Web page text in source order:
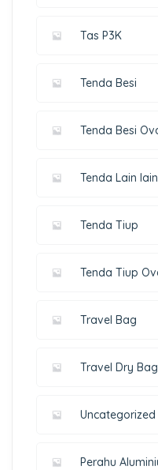
Tas P3K
Tenda Besi
Tenda Besi
Tenda Lain lain
Tenda Tiup
Tenda Tiup
Travel Bag
Travel Dry Bag
Uncategorized
Perahu